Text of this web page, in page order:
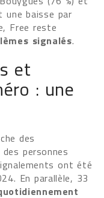
une baisse par
Free reste
signalés.
et
: une
des
personnes
ont été
En parallèle, 33